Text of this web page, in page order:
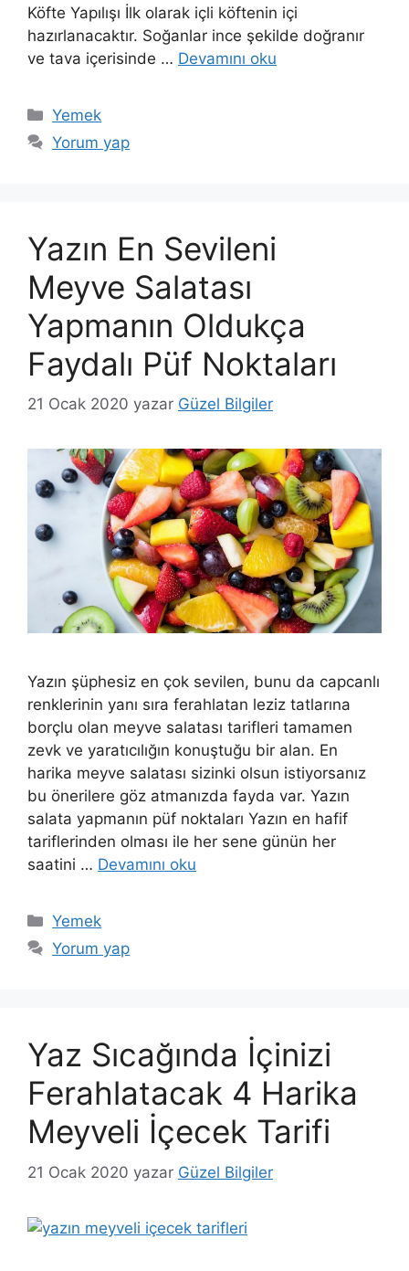
Köfte Yapılışı İlk olarak içli köftenin içi
hazırlanacaktır. Soğanlar ince şekilde doğranır
ve tava içerisinde … Devamını oku
Kategoriler
Yemek
Yorum yap
Yazın En Sevileni
Meyve Salatası
Yapmanın Oldukça
Faydalı Püf Noktaları
21 Ocak 2020 yazar Güzel Bilgiler
Yazın şüphesiz en çok sevilen, bunu da capcanlı
renklerinin yanı sıra ferahlatan leziz tatlarına
borçlu olan meyve salatası tarifleri tamamen
zevk ve yaratıcılığın konuştuğu bir alan. En
harika meyve salatası sizinki olsun istiyorsanız
bu önerilere göz atmanızda fayda var. Yazın
salata yapmanın püf noktaları Yazın en hafif
tariflerinden olması ile her sene günün her
saatini … Devamını oku
Kategoriler
Yemek
Yorum yap
Yaz Sıcağında İçinizi
Ferahlatacak 4 Harika
Meyveli İçecek Tarifi
21 Ocak 2020 yazar Güzel Bilgiler